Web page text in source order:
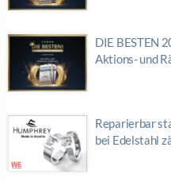
DIE BESTEN
Aktions- und
Reparierbar
bei Edelstahl